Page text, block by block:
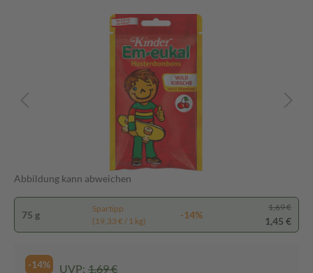
Abbildung kann abweichen
75 g
Spartipp
(19,33 € / 1 kg)
-14%
1,69 €
1,45 €
-14% UVP: 1,69 €